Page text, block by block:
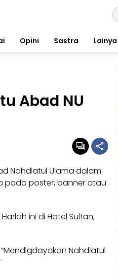
Opini Sastra Lainya
Abad NU
Nahdlatul Ulama dalam
pada poster, banner atau
ini di Hotel Sultan,
Nahdlatul